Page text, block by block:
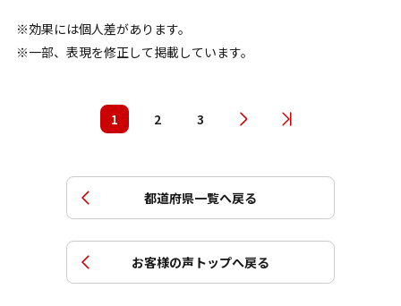
効果には個人差があります。
一部、表現を修正して掲載しています。
1 2 3
都道府県一覧へ戻る
お客様の声トップへ戻る